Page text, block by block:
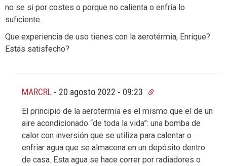
no se si por costes o porque no calienta o enfria lo
suficiente.
Que experiencia de uso tienes con la aerotérmia, Enrique?
Estás satisfecho?
MARCRL - 20 agosto 2022 - 09:23
El principio de la aerotermia es el mismo que el de un
aire acondicionado “de toda la vida”: una bomba de
calor con inversión que se utiliza para calentar o
enfriar agua que se almacena en un depósito dentro
de casa. Esta agua se hace correr por radiadores o